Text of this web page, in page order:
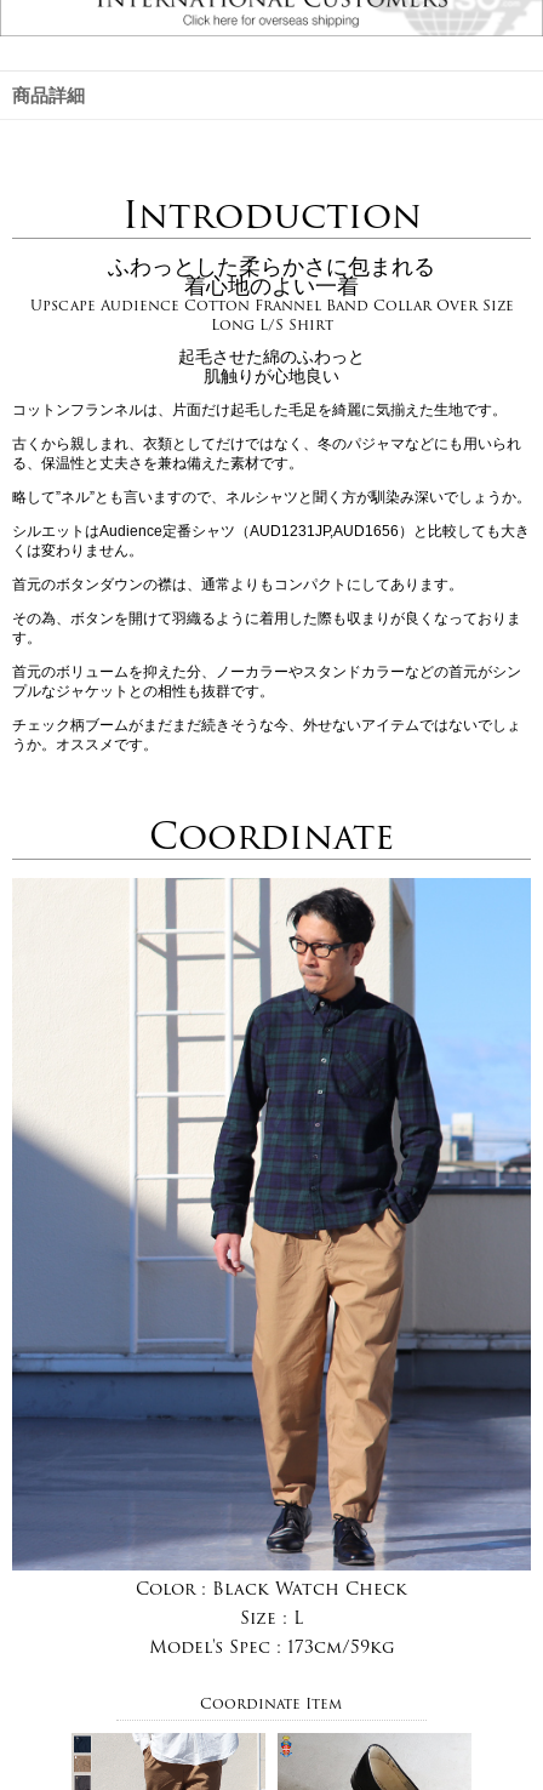
商品詳細
Introduction
ふわっとした柔らかさに包まれる
着心地のよい一着
Upscape Audience Cotton Frannel Band Collar Over Size
Long L/S Shirt
起毛させた綿のふわっと
肌触りが心地良い
コットンフランネルは、片面だけ起毛した毛足を綺麗に気揃えた生地です。
古くから親しまれ、衣類としてだけではなく、冬のパジャマなどにも用いられ
る、保温性と丈夫さを兼ね備えた素材です。
略して”ネル”とも言いますので、ネルシャツと聞く方が馴染み深いでしょうか。
シルエットはAudience定番シャツ（AUD1231JP,AUD1656）と比較しても大き
くは変わりません。
首元のボタンダウンの襟は、通常よりもコンパクトにしてあります。
その為、ボタンを開けて羽織るように着用した際も収まりが良くなっておりま
す。
首元のボリュームを抑えた分、ノーカラーやスタンドカラーなどの首元がシン
プルなジャケットとの相性も抜群です。
チェック柄ブームがまだまだ続きそうな今、外せないアイテムではないでしょ
うか。オススメです。
Coordinate
Color : Black Watch Check
Size : L
Model's Spec : 173cm/59kg
Coordinate Item